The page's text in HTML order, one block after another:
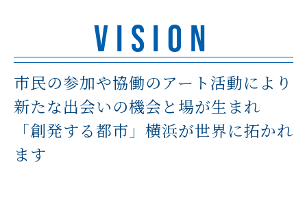
VISION
市民の参加や協働のアート活動により
新たな出会いの機会と場が生まれ
「創発する都市」横浜が世界に拓かれ
ます